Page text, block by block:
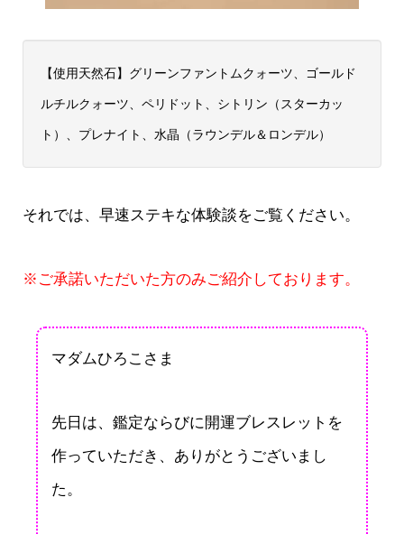
【使用天然石】グリーンファントムクォーツ、ゴールド
ルチルクォーツ、ペリドット、シトリン（スターカッ
ト）、プレナイト、水晶（ラウンデル＆ロンデル）
それでは、早速ステキな体験談をご覧ください。
※ご承諾いただいた方のみご紹介しております。
マダムひろこさま
先日は、鑑定ならびに開運ブレスレットを
作っていただき、ありがとうございまし
た。